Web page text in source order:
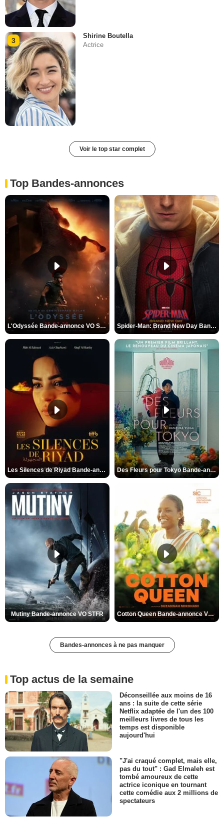
3
Shirine Boutella
Actrice
Voir le top star complet
Top Bandes-annonces
L'Odyssée Bande-annonce VO STFR Spider-Man: Brand New Day Bande-annonce VO STFR
Les Silences de Riyad Bande-annonce VO STFR Des Fleurs pour Tokyo Bande-annonce VO STFR
Mutiny Bande-annonce VO STFR Cotton Queen Bande-annonce VO STFR
Bandes-annonces à ne pas manquer
Top actus de la semaine
Déconseillée aux moins de 16
ans : la suite de cette série
Netflix adaptée de l'un des 100
meilleurs livres de tous les
temps est disponible
aujourd'hui
"J'ai craqué complet, mais elle,
pas du tout" : Gad Elmaleh est
tombé amoureux de cette
actrice iconique en tournant
cette comédie aux 2 millions de
spectateurs